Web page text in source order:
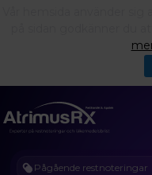
Pågående restnoteringar